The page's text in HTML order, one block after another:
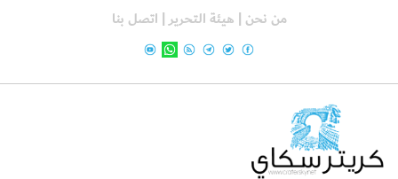
من نحن | هيئة التحرير | اتصل بنا